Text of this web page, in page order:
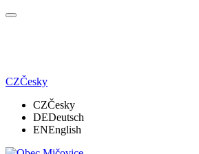
CZČesky
CZČesky
DEDeutsch
ENEnglish